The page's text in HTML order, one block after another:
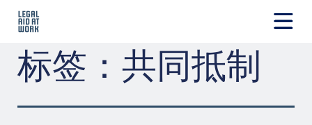
Aid
at
Work
标签： 共同抵制